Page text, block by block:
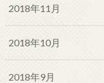
2018年11月
2018年10月
2018年9月